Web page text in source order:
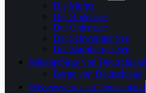
Die Müritz
Der Bodensee
Der Chiemsee
Der Schweriner See
Der Starnberger See
Mittelgebirge von Deutschland
Berge von Deutschland
Wissenswertes zu Deutschland